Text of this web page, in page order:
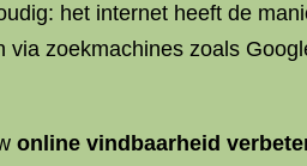
het internet heeft de
zoekmachines zoals
online vindbaarheid